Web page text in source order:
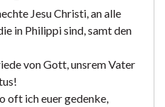
Jesu Christi, an alle
in Philippi sind, samt den
von Gott, unsrem Vater
oft ich euer gedenke,